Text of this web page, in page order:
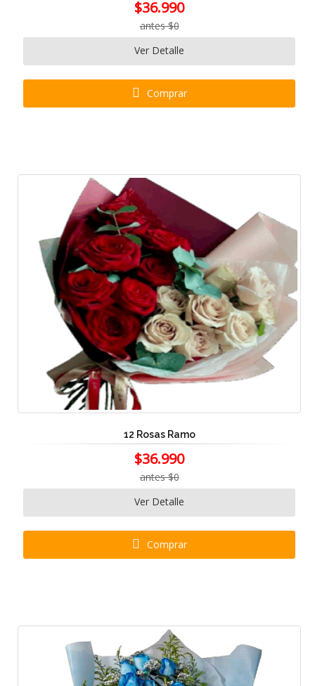
$36.990
antes $0
Ver Detalle
Comprar
12 Rosas Ramo
$36.990
antes $0
Ver Detalle
Comprar